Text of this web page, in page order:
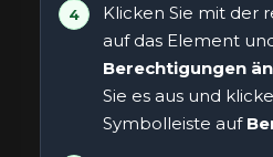
Klicken Sie mit der
auf das Element
Berechtigungen
Sie es aus und
Symbolleiste auf